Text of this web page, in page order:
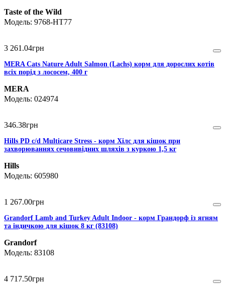
Taste of the Wild
9768-HT77
3 261 .04грн
MERA Cats Nature Adult Salmon (Lachs) корм для дорослих котів
всіх порід з лососем, 400 г
MERA
024974
346.38грн
Hills PD c/d Multicare Stress - корм Хілс для кішок при
захворюваннях сечовивідних шляхів з куркою 1,5 кг
Hills
605980
1 267.00грн
Grandorf Lamb and Turkey Adult Indoor - корм Грандорф із ягням
та індичкою для кішок 8 кг (83108)
Grandorf
83108
4 717.50грн